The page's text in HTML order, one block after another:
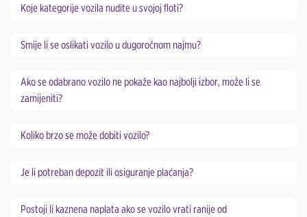
Koje kategorije vozila nudite u svojoj floti?
Smije li se oslikati vozilo u dugoročnom najmu?
Ako se odabrano vozilo ne pokaže kao najbolji izbor, može li se
zamijeniti?
Koliko brzo se može dobiti vozilo?
Je li potreban depozit ili osiguranje plaćanja?
Postoji li kaznena naplata ako se vozilo vrati ranije od